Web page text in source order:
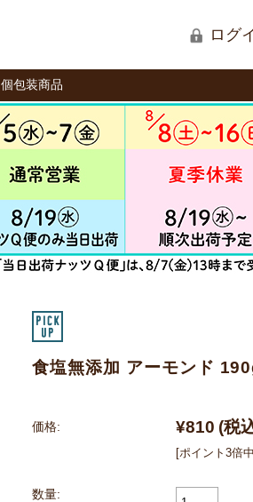
ログ
個包装商品
食塩無添加 アーモンド
価格: ¥810 (税
[ポイント3倍
数量: